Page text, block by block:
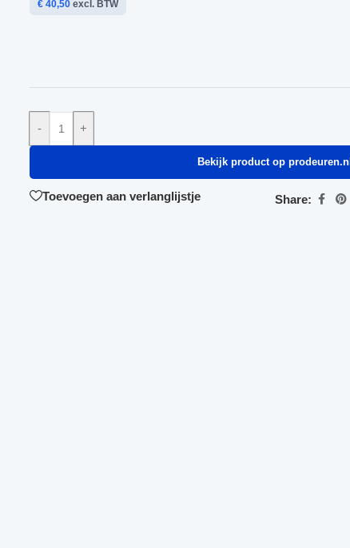
€ 40,50 excl. BTW
- +
Bekijk product op prodeuren.nl
Toevoegen aan verlanglijstje Share: